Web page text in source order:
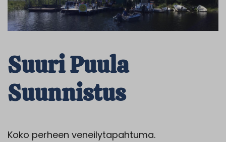
Suuri Puula
Suunnistus
Koko perheen veneilytapahtuma.